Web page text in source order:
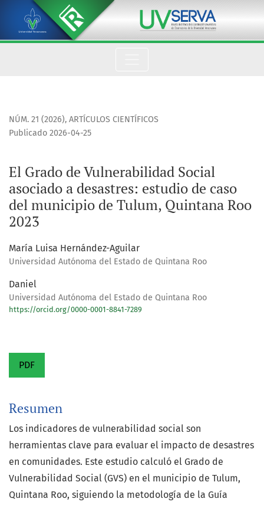
El Grado de Vulnerabilidad Social asociado a desastres:
NÚM. 21 (2026), ARTÍCULOS CIENTÍFICOS
El Grado de Vulnerabilidad Social
asociado a desastres: estudio de caso
del municipio de Tulum, Quintana Roo
2023
Publicado 2026-04-25
María Luisa Hernández-Aguilar
Universidad Autónoma del Estado de Quintana Roo
Daniel
Universidad Autónoma del Estado de Quintana Roo
https://orcid.org/0000-0001-8841-7289
PDF
Resumen
Los indicadores de vulnerabilidad social son
herramientas clave para evaluar el impacto de desastres
en comunidades. Este estudio calculó el Grado de
Vulnerabilidad Social (GVS) en el municipio de Tulum,
Quintana Roo, siguiendo la metodología de la Guía